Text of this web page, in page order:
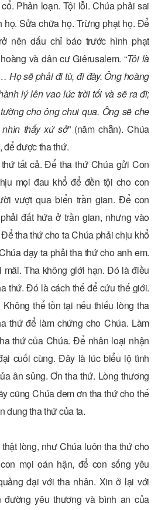
Phản loạn. Tội lỗi. Chúa phải sai
họ. Sửa chữa họ. Trừng phạt họ. Để
nên dấu chỉ báo trước hình phạt
và dân cư Giêrusalem. “Tôi là
Họ sẽ phải đi tù, đi đày. Ông hoàng
lý lên vao lúc trời tối và sẽ ra đi;
cho ông chui qua. Ông sẽ che
thấy xứ sở” (năm chẵn). Chúa
để được tha thứ.
tất cả. Để tha thứ Chúa gửi Con
mọi đau khổ để đền tội cho con
vượt qua biển trần gian. Để con
đất hứa ở trần gian, nhưng vào
tha thứ cho ta Chúa phải chịu khổ
dạy ta phải tha thứ cho anh em.
Tha không giới hạn. Đó là điều
thứ. Đó là cách thế để cứu thế giới.
thể tồn tại nếu thiếu lòng tha
thứ để làm chứng cho Chúa. Làm
thứ của Chúa. Để nhân loại nhận
cuối cùng. Đây là lúc biểu lộ tình
ân sủng. Ơn tha thứ. Lòng thương
cũng Chúa đem ơn tha thứ cho thế
dung tha thứ của ta.
lòng, như Chúa luôn tha thứ cho
mọi oán hận, để con sống yêu
đại với tha nhân. Xin ở lại với
yêu thương và bình an của